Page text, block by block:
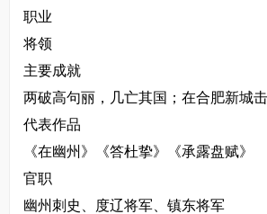
职业
将领
主要成就
两破高句丽，几亡其国；在合肥新城
代表作品
《在幽州》《答杜挚》《承露盘赋》
官职
幽州刺史、度辽将军、镇东将军